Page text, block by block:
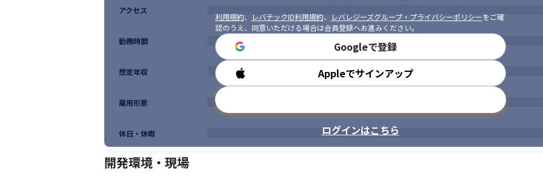
利用規約、 レバテックID利用規約、 レバレジーズグループ・プライバシーポリシーをご確
認のうえ、同意いただける場合は会員登録へお進みください。
Googleで登録
Appleでサインアップ
ログインはこちら
アクセス
勤務時間
想定年収
雇用形態
休日・休暇
開発環境・現場